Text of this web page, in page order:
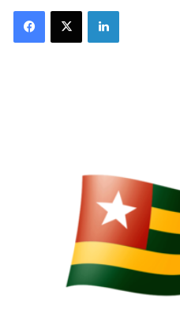
FacebookX Linkedin